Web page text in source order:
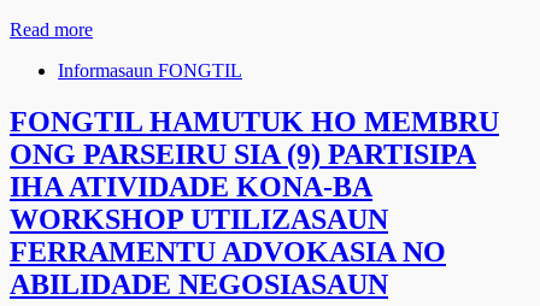
Read more
Informasaun FONGTIL
FONGTIL HAMUTUK HO MEMBRU
ONG PARSEIRU SIA (9) PARTISIPA
IHA ATIVIDADE KONA-BA
WORKSHOP UTILIZASAUN
FERRAMENTU ADVOKASIA NO
ABILIDADE NEGOSIASAUN